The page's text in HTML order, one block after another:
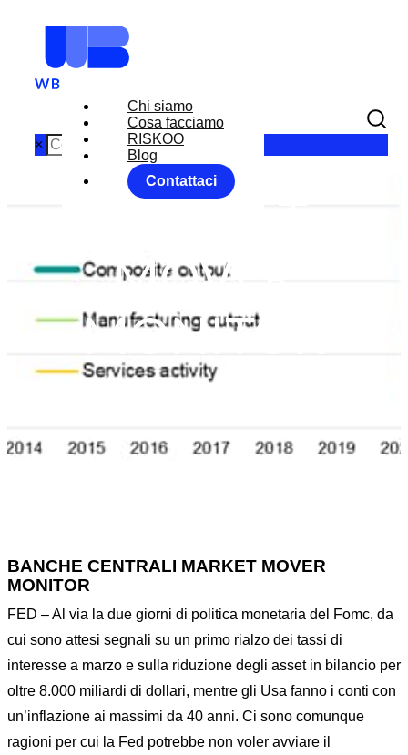
Chi siamo
Cosa facciamo
RISKOO
Blog
Contattaci
×
MARKET
MOVER
MONITOR
Forex Market
BANCHE CENTRALI MARKET MOVER
MONITOR
FED – Al via la due giorni di politica monetaria del Fomc, da
cui sono attesi segnali su un primo rialzo dei tassi di
interesse a marzo e sulla riduzione degli asset in bilancio per
oltre 8.000 miliardi di dollari, mentre gli Usa fanno i conti con
un’inflazione ai massimi da 40 anni. Ci sono comunque
ragioni per cui la Fed potrebbe non voler avviare il